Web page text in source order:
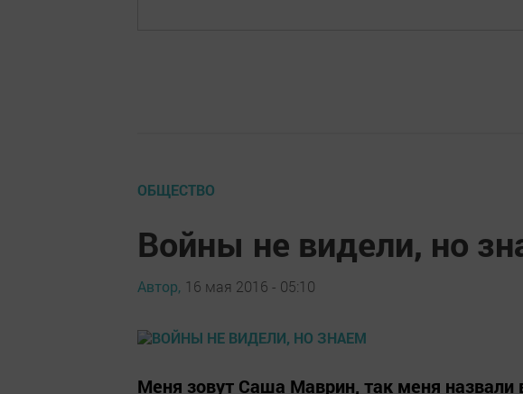
ОБЩЕСТВО
Войны не видели, но
Автор, 16 мая 2016 - 05:10
Меня зовут Саша Маврин, так меня назвали